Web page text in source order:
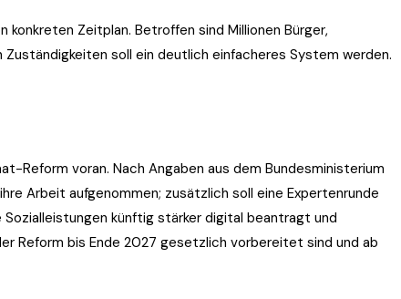
Zeitplan. Betroffen sind Millionen Bürger,
soll ein deutlich einfacheres System werden.
Reform voran. Nach Angaben aus dem Bundesministerium
Arbeit aufgenommen; zusätzlich soll eine Expertenrunde
künftig stärker digital beantragt und
Reform bis Ende 2027 gesetzlich vorbereitet sind und ab